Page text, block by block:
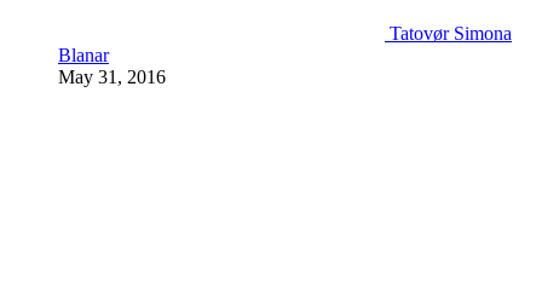
Tatovør Simona
Blanar
May 31, 2016